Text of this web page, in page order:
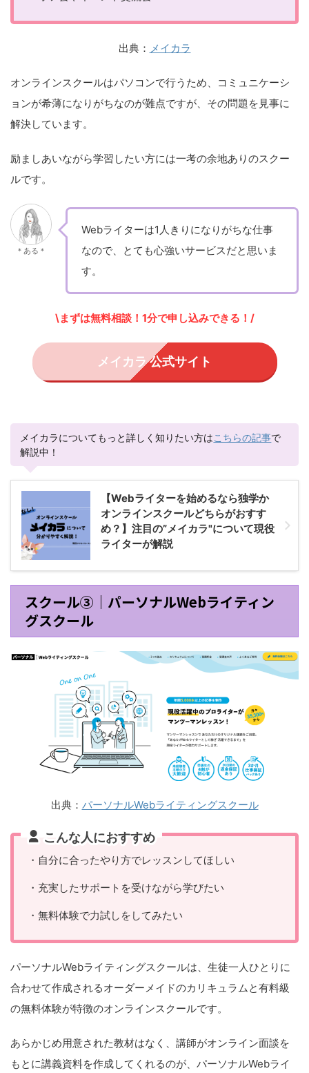
出典： メイカラ
オンラインスクールはパソコンで行うため、コミュニケーシ
ョンが希薄になりがちなのが難点ですが、その問題を見事に
解決しています。
励ましあいながら学習したい方には一考の余地ありのスクー
ルです。
＊ある＊
Webライターは1人きりになりがちな仕事
なので、とても心強いサービスだと思いま
す。
\まずは無料相談！1分で申し込みできる！/
メイカラ 公式サイト
メイカラについてもっと詳しく知りたい方はこちらの記事で
解説中！
【Webライターを始めるなら独学か
オンラインスクールどちらがおすす
め？】注目の”メイカラ"について現役
ライターが解説
スクール③｜パーソナルWebライティン
グスクール
出典： パーソナルWebライティングスクール
こんな人におすすめ
・自分に合ったやり方でレッスンしてほしい
・充実したサポートを受けながら学びたい
・無料体験で力試しをしてみたい
パーソナルWebライティングスクールは、生徒一人ひとりに
合わせて作成されるオーダーメイドのカリキュラムと有料級
の無料体験が特徴のオンラインスクールです。
あらかじめ用意された教材はなく、講師がオンライン面談を
もとに講義資料を作成してくれるのが、パーソナルWebライ